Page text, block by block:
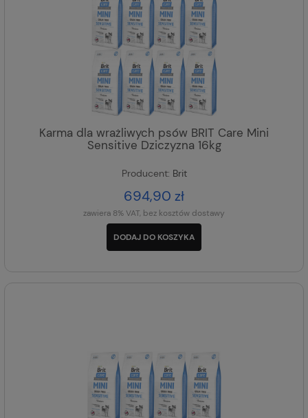
Karma dla wrażliwych psów BRIT Care Mini
Sensitive Dziczyzna 16kg
Producent: Brit
694,90 zł
zawiera 8% VAT, bez kosztów dostawy
DODAJ DO KOSZYKA